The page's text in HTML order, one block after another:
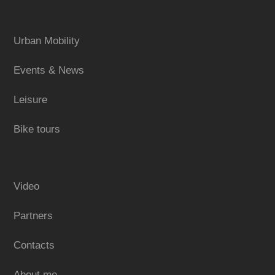
Urban Mobility
Events & News
Leisure
Bike tours
Video
Partners
Contacts